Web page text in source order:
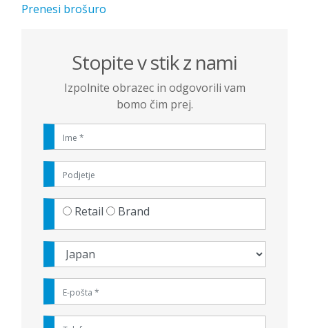
Prenesi brošuro
Stopite v stik z nami
Izpolnite obrazec in odgovorili vam
bomo čim prej.
Retail Brand